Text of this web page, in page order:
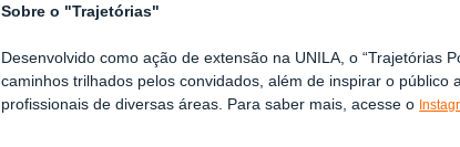
Sobre o "Trajetórias"
Desenvolvido como ação de extensão na UNILA, o “Trajetórias
caminhos trilhados pelos convidados, além de inspirar o público
profissionais de diversas áreas. Para saber mais, acesse o